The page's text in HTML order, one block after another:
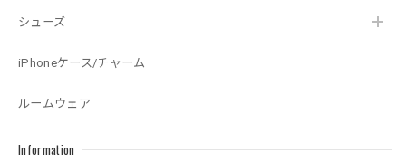
シューズ
iPhoneケース/チャーム
ルームウェア
Information